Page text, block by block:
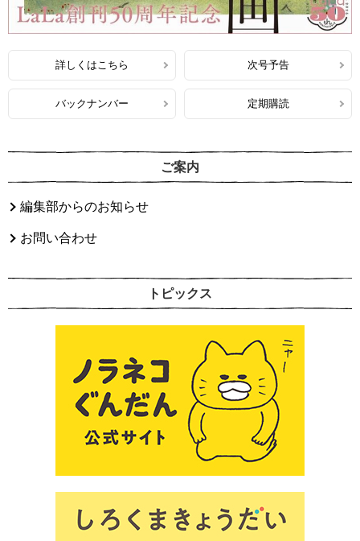
詳しくはこちら 次号予告
バックナンバー 定期購読
ご案内
編集部からのお知らせ
お問い合わせ
トピックス